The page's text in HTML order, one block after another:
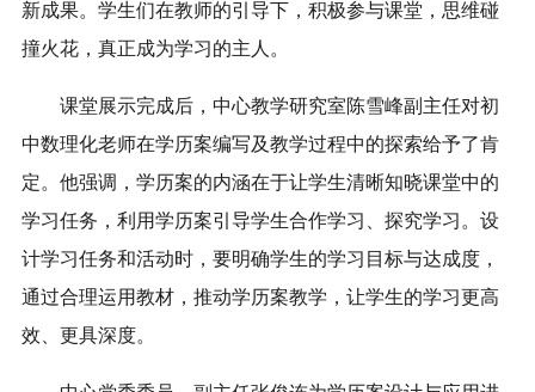
新成果。学生们在教师的引导下，积极参与课堂，思维碰
撞火花，真正成为学习的主人。
课堂展示完成后，中心教学研究室陈雪峰副主任对初
中数理化老师在学历案编写及教学过程中的探索给予了肯
定。他强调，学历案的内涵在于让学生清晰知晓课堂中的
学习任务，利用学历案引导学生合作学习、探究学习。设
计学习任务和活动时，要明确学生的学习目标与达成度，
通过合理运用教材，推动学历案教学，让学生的学习更高
效、更具深度。